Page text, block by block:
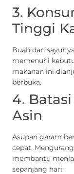
3.
Tinggi
Buah dan sayur
memenuhi
makanan ini
berbuka.
4.
Asin
Asupan garam
cepat.
membantu
sepanjang hari.